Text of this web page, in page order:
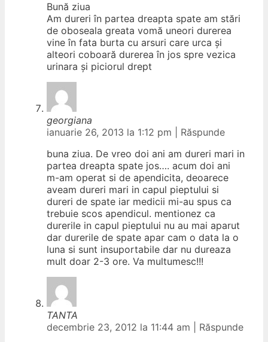
Bună ziua
Am dureri în partea dreapta spate am stări
de oboseala greata vomă uneori durerea
vine în fata burta cu arsuri care urca și
alteori coboară durerea în jos spre vezica
urinara și piciorul drept
georgiana
ianuarie 26, 2013 la 1:12 pm
Răspunde
buna ziua. De vreo doi ani am dureri mari in
partea dreapta spate jos…. acum doi ani
m-am operat si de apendicita, deoarece
aveam dureri mari in capul pieptului si
dureri de spate iar medicii mi-au spus ca
trebuie scos apendicul. mentionez ca
durerile in capul pieptului nu au mai aparut
dar durerile de spate apar cam o data la o
luna si sunt insuportabile dar nu dureaza
mult doar 2-3 ore. Va multumesc!!!
TANTA
decembrie 23, 2012 la 11:44 am
Răspunde